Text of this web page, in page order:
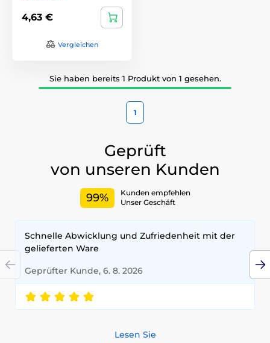
4,63 €
Vergleichen
Sie haben bereits 1 Produkt von 1 gesehen.
1
Geprüft
von unseren Kunden
99%
Kunden empfehlen
Unser Geschäft
Schnelle Abwicklung und Zufriedenheit mit der
gelieferten Ware
Geprüfter Kunde, 6. 8. 2026
Lesen Sie